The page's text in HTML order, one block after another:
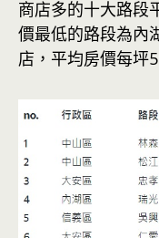
商店多的十大路段
價最低的路段為內
店，平均房價每坪